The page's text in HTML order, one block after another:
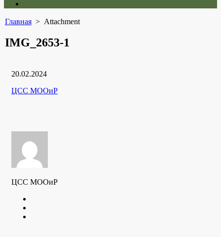
menu
Главная> Attachment
IMG_2653-1
Дата
20.02.2024
Рубрики
Автор
ЦСС МООиР
ЦСС МООиР